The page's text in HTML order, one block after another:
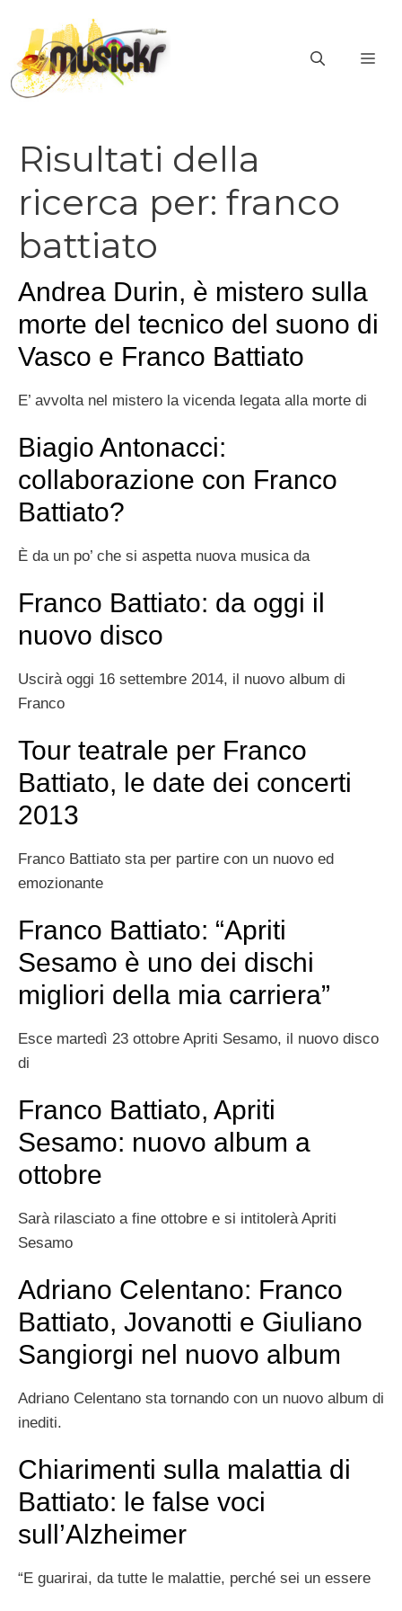
contenuto
Risultati della
ricerca per: franco
battiato
Andrea Durin, è mistero sulla
morte del tecnico del suono di
Vasco e Franco Battiato
E’ avvolta nel mistero la vicenda legata alla morte di
Biagio Antonacci:
collaborazione con Franco
Battiato?
È da un po’ che si aspetta nuova musica da
Franco Battiato: da oggi il
nuovo disco
Uscirà oggi 16 settembre 2014, il nuovo album di
Franco
Tour teatrale per Franco
Battiato, le date dei concerti
2013
Franco Battiato sta per partire con un nuovo ed
emozionante
Franco Battiato: “Apriti
Sesamo è uno dei dischi
migliori della mia carriera”
Esce martedì 23 ottobre Apriti Sesamo, il nuovo disco
di
Franco Battiato, Apriti
Sesamo: nuovo album a
ottobre
Sarà rilasciato a fine ottobre e si intitolerà Apriti
Sesamo
Adriano Celentano: Franco
Battiato, Jovanotti e Giuliano
Sangiorgi nel nuovo album
Adriano Celentano sta tornando con un nuovo album di
inediti.
Chiarimenti sulla malattia di
Battiato: le false voci
sull’Alzheimer
“E guarirai, da tutte le malattie, perché sei un essere